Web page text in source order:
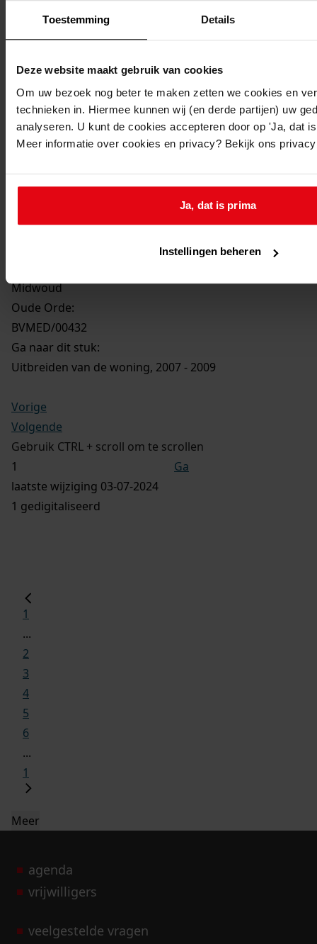
Toestemming Details
Deze website maakt gebruik van cookies
Om uw bezoek nog beter te maken zetten we cookies en
technieken in. Hiermee kunnen wij (en derde partijen) uw
analyseren. U kunt de cookies accepteren door op 'Ja, dat
Meer informatie over cookies en privacy? Bekijk ons
Ja, dat is prima
Instellingen beheren
Uitbreiden van de woning
3-aug-07
Adres:
Midwoud, Buurt 5
Gemeente:
Midwoud
Oude Orde:
BVMED/00432
Ga naar dit stuk:
Uitbreiden van de woning, 2007 - 2009
Vorige
Volgende
Gebruik CTRL + scroll om te scrollen
Ga
laatste wijziging 03-07-2024
1 gedigitaliseerd
1
...
2
3
4
5
6
...
1
Meer
agenda
vrijwilligers
veelgestelde vragen